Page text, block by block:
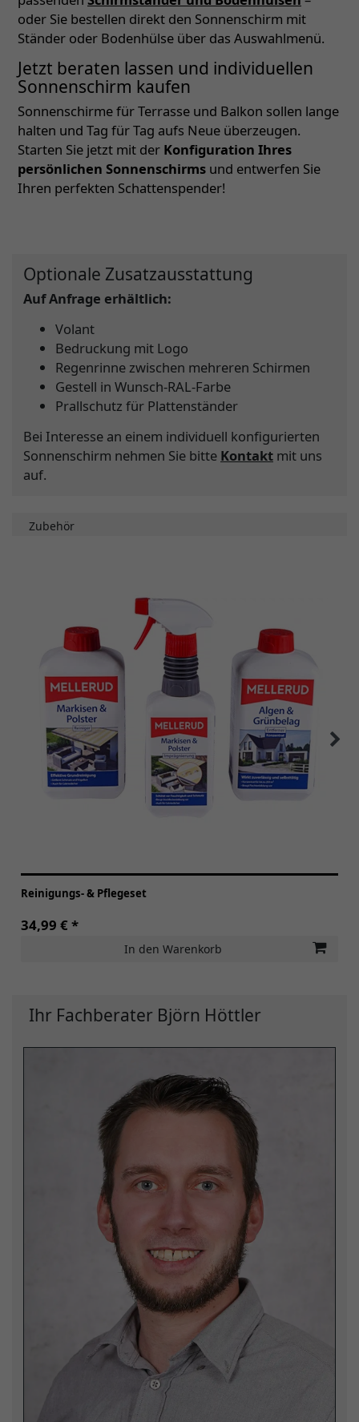
oder Sie bestellen direkt den Sonnenschirm mit
Ständer oder Bodenhülse über das Auswahlmenü.
Jetzt beraten lassen und individuellen
Sonnenschirm kaufen
Sonnenschirme für Terrasse und Balkon sollen lange
halten und Tag für Tag aufs Neue überzeugen.
Starten Sie jetzt mit der Konfiguration Ihres
persönlichen Sonnenschirms und entwerfen Sie
Ihren perfekten Schattenspender!
Optionale Zusatzausstattung
Auf Anfrage erhältlich:
Volant
Bedruckung mit Logo
Regenrinne zwischen mehreren Schirmen
Gestell in Wunsch-RAL-Farbe
Prallschutz für Plattenständer
Bei Interesse an einem individuell konfigurierten
Sonnenschirm nehmen Sie bitte Kontakt mit uns
auf.
Zubehör
Reinigungs- & Pflegeset
34,99 € *
In den Warenkorb
Ihr Fachberater Björn Höttler